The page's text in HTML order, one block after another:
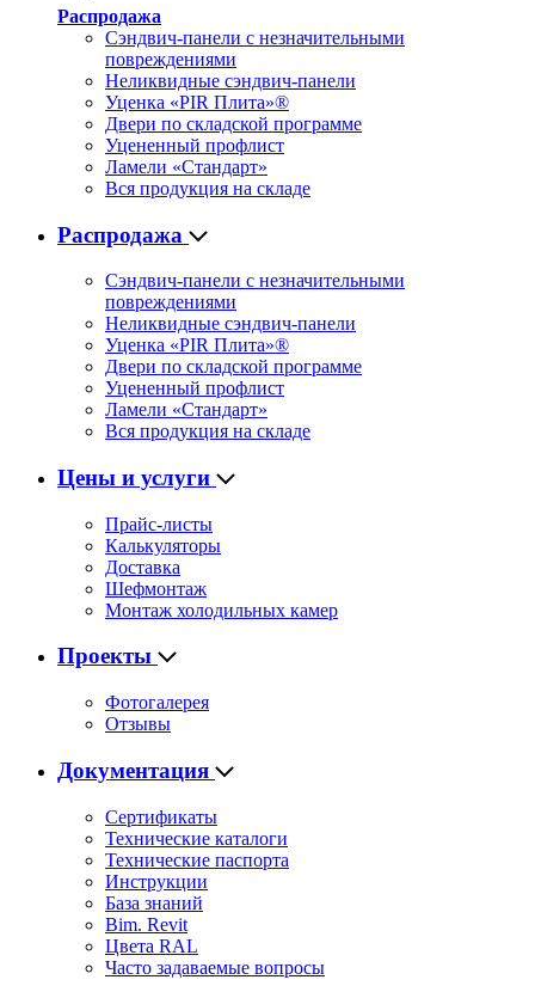
Распродажа
Сэндвич-панели с незначительными
повреждениями
Неликвидные сэндвич-панели
Уценка «PIR Плита»®
Двери по складской программе
Уцененный профлист
Ламели «Стандарт»
Вся продукция на складе
Распродажа
Сэндвич-панели с незначительными
повреждениями
Неликвидные сэндвич-панели
Уценка «PIR Плита»®
Двери по складской программе
Уцененный профлист
Ламели «Стандарт»
Вся продукция на складе
Цены и услуги
Прайс-листы
Калькуляторы
Доставка
Шефмонтаж
Монтаж холодильных камер
Проекты
Фотогалерея
Отзывы
Документация
Сертификаты
Технические каталоги
Технические паспорта
Инструкции
База знаний
Bim. Revit
Цвета RAL
Часто задаваемые вопросы